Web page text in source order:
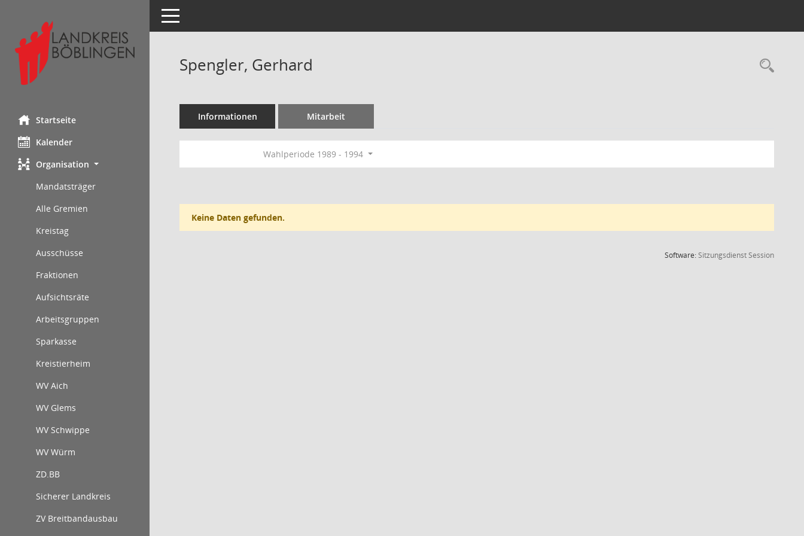
Startseite
Kalender
Organisation
Mandatsträger
Alle Gremien
Kreistag
Ausschüsse
Fraktionen
Aufsichtsräte
Arbeitsgruppen
Sparkasse
Kreistierheim
WV Aich
WV Glems
WV Schwippe
WV Würm
ZD.BB
Sicherer Landkreis
ZV Breitbandausbau
Toggle navigation
Spengler, Gerhard
Informationen Mitarbeit
Wahlperiode 1989 - 1994
Keine Daten gefunden.
Software:SitzungsdienstSession(Wird in